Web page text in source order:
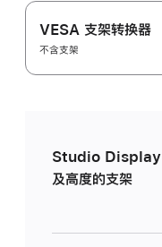
VESA 支架转换器
不含支架
Studio Display
及高度的支架